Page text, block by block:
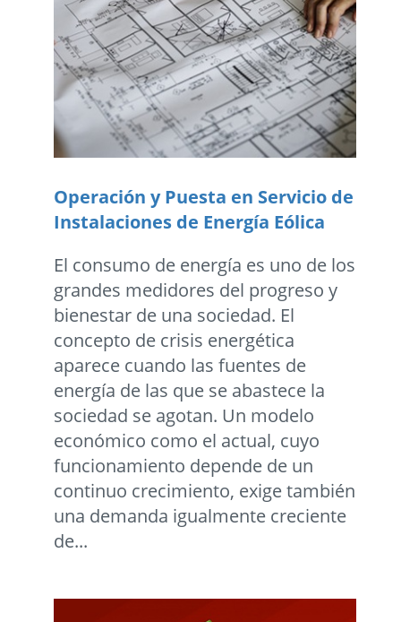
Operación y Puesta en Servicio de
Instalaciones de Energía Eólica
El consumo de energía es uno de los
grandes medidores del progreso y
bienestar de una sociedad. El
concepto de crisis energética
aparece cuando las fuentes de
energía de las que se abastece la
sociedad se agotan. Un modelo
económico como el actual, cuyo
funcionamiento depende de un
continuo crecimiento, exige también
una demanda igualmente creciente
de...